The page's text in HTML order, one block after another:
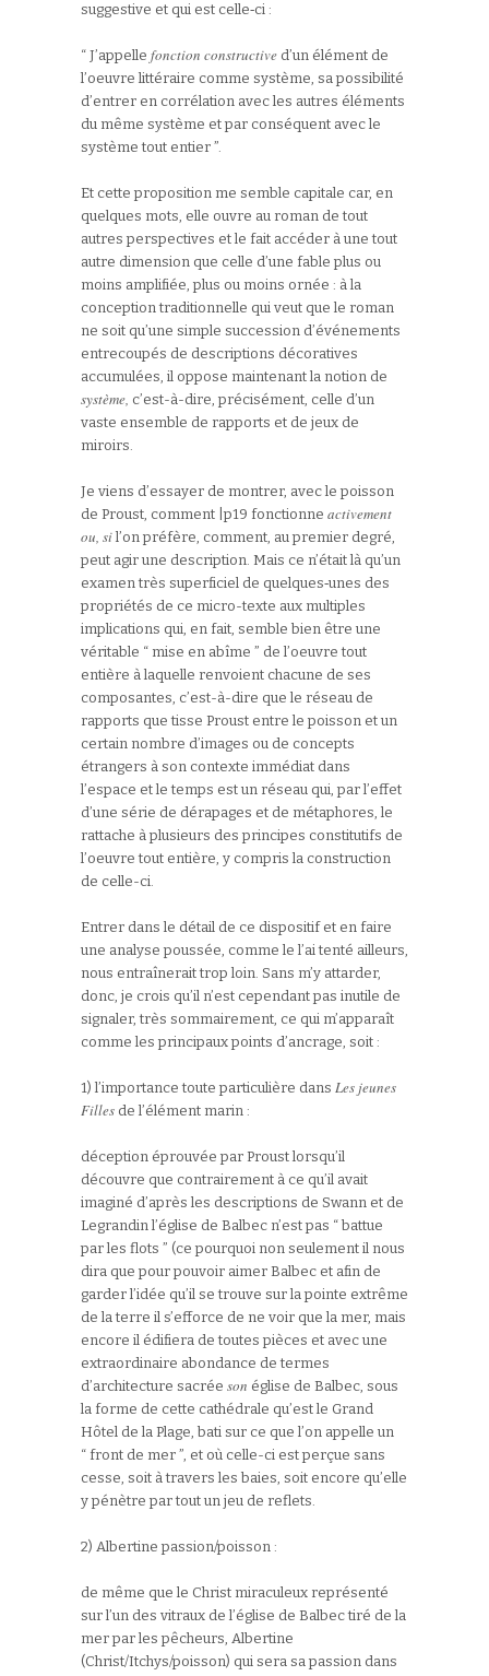
suggestive et qui est celle‑ci :
“ J’appelle fonction constructive d’un élément de
l’oeuvre littéraire comme système, sa possibilité
d’entrer en corrélation avec les autres éléments
du même système et par conséquent avec le
système tout entier ”.
Et cette proposition me semble capitale car, en
quelques mots, elle ouvre au roman de tout
autres perspectives et le fait accéder à une tout
autre dimension que celle d’une fable plus ou
moins amplifiée, plus ou moins ornée : à la
conception traditionnelle qui veut que le roman
ne soit qu’une simple succession d’événements
entrecoupés de descriptions décoratives
accumulées, il oppose maintenant la notion de
système, c’est-à-dire, précisément, celle d’un
vaste ensemble de rapports et de jeux de
miroirs.
Je viens d’essayer de montrer, avec le poisson
de Proust, comment |p19 fonctionne activement
ou, si l’on préfère, comment, au premier degré,
peut agir une description. Mais ce n’était là qu’un
examen très superficiel de quelques‑unes des
propriétés de ce micro-texte aux multiples
implications qui, en fait, semble bien être une
véritable “ mise en abîme ” de l’oeuvre tout
entière à laquelle renvoient chacune de ses
composantes, c’est-à-dire que le réseau de
rapports que tisse Proust entre le poisson et un
certain nombre d’images ou de concepts
étrangers à son contexte immédiat dans
l’espace et le temps est un réseau qui, par l’effet
d’une série de dérapages et de métaphores, le
rattache à plusieurs des principes constitutifs de
l’oeuvre tout entière, y compris la construction
de celle-ci.
Entrer dans le détail de ce dispositif et en faire
une analyse poussée, comme le l’ai tenté ailleurs,
nous entraînerait trop loin. Sans m’y attarder,
donc, je crois qu’il n’est cependant pas inutile de
signaler, très sommairement, ce qui m’apparaît
comme les principaux points d’ancrage, soit :
1) l’importance toute particulière dans Les jeunes
Filles de l’élément marin :
déception éprouvée par Proust lorsqu’il
découvre que contrairement à ce qu’il avait
imaginé d’après les descriptions de Swann et de
Legrandin l’église de Balbec n’est pas “ battue
par les flots ” (ce pourquoi non seulement il nous
dira que pour pouvoir aimer Balbec et afin de
garder l’idée qu’il se trouve sur la pointe extrême
de la terre il s’efforce de ne voir que la mer, mais
encore il édifiera de toutes pièces et avec une
extraordinaire abondance de termes
d’architecture sacrée son église de Balbec, sous
la forme de cette cathédrale qu’est le Grand
Hôtel de la Plage, bati sur ce que l’on appelle un
“ front de mer ”, et où celle-ci est perçue sans
cesse, soit à travers les baies, soit encore qu’elle
y pénètre par tout un jeu de reflets.
2) Albertine passion/poisson :
de même que le Christ miraculeux représenté
sur l’un des vitraux de l’église de Balbec tiré de la
mer par les pêcheurs, Albertine
(Christ/Itchys/poisson) qui sera sa passion dans